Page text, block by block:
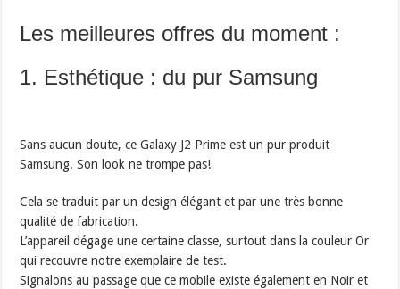
Les meilleures offres du moment :
1. Esthétique : du pur Samsung
Sans aucun doute, ce Galaxy J2 Prime est un pur produit
Samsung. Son look ne trompe pas!
Cela se traduit par un design élégant et par une très bonne
qualité de fabrication.
L’appareil dégage une certaine classe, surtout dans la couleur Or
qui recouvre notre exemplaire de test.
Signalons au passage que ce mobile existe également en Noir et